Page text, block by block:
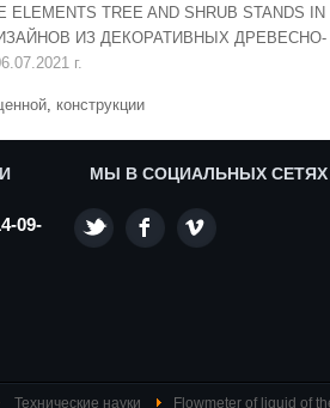
ELEMENTS TREE AND SHRUB STANDS IN
ИЗ ДЕКОРАТИВНЫХ ДРЕВЕСНО-
г.
, конструкции
09-
МЫ В СОЦИАЛЬНЫХ СЕТЯХ
Технические науки Flowmeter of liquid of